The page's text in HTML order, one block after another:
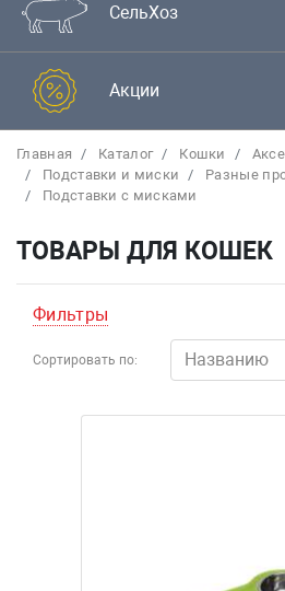
СельХоз
Акции
Главная Каталог Кошки
Подставки и миски
Разные
Подставки с мисками
ТОВАРЫ ДЛЯ КОШЕК
Фильтры
Сортировать по: Названию